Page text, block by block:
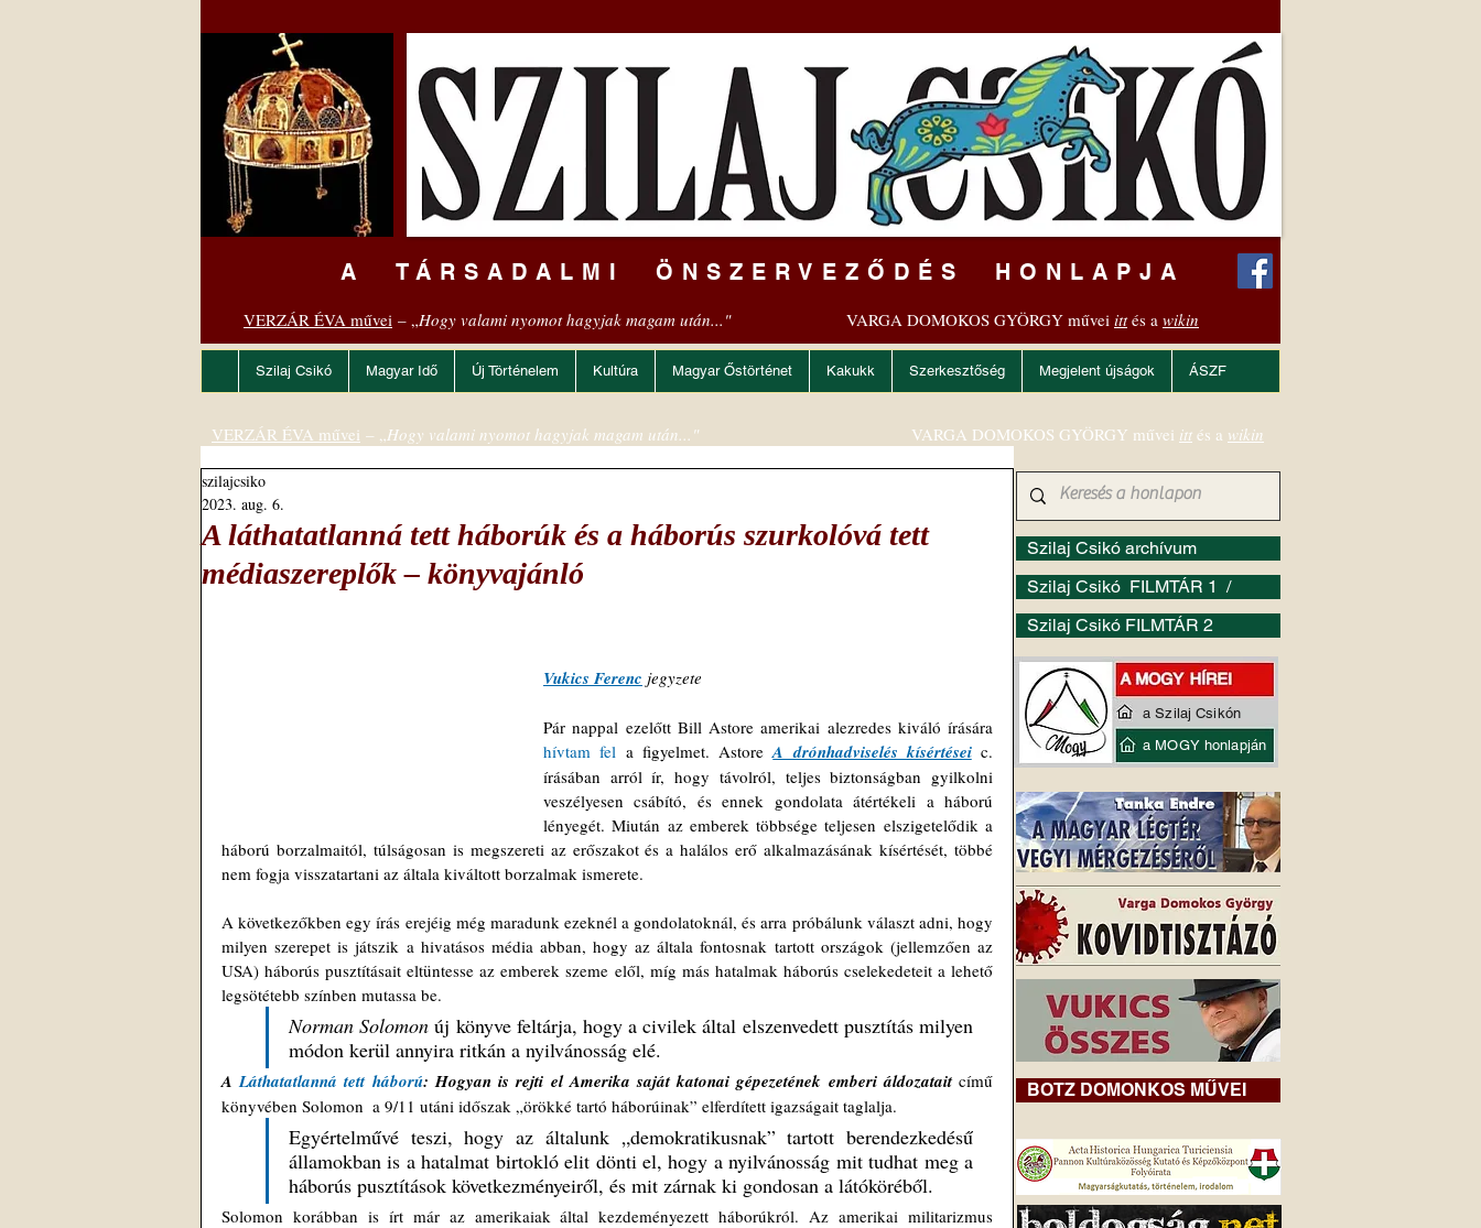
A TÁRSADALMI ÖNSZERVEZŐDÉS HONLAPJA
VERZÁR ÉVA művei – „Hogy valami nyomot hagyjak magam után..." VARGA DOMOKOS GYÖRGY művei ittés a wikin
Szilaj Csikó Magyar Idő Új Történelem Kultúra Magyar Őstörténet Kakukk Szerkesztőség Megjelent újságok ÁSZF
A láthatatlanná tett háborúk és a háborús szurkolóvá tett
médiaszereplők – könyvajánló
szilajcsiko
2023. aug. 6.
Vukics Ferenc jegyzete
hívtam fel a figyelmet. Astore A drónhadviselés kísértései c.
írásában arról ír, hogy távolról, teljes biztonságban gyilkolni
veszélyesen csábító, és ennek gondolata átértékeli a háború
lényegét. Miután az emberek többsége teljesen elszigetelődik a
háború borzalmaitól, túlságosan is megszereti az erőszakot és a halálos erő alkalmazásának kísértését, többé
nem fogja visszatartani az általa kiváltott borzalmak ismerete.
A következőkben egy írás erejéig még maradunk ezeknél a gondolatoknál, és arra próbálunk választ adni, hogy
milyen szerepet is játszik a hivatásos média abban, hogy az általa fontosnak tartott országok (jellemzően az
USA) háborús pusztításait eltüntesse az emberek szeme elől, míg más hatalmak háborús cselekedeteit a lehető
legsötétebb színben mutassa be.
Norman Solomon új könyve feltárja, hogy a civilek által elszenvedett pusztítás milyen
módon kerül annyira ritkán a nyilvánosság elé.
A Láthatatlanná tett háború: Hogyan is rejti el Amerika saját katonai gépezetének emberi áldozatait című
könyvében Solomon  a 9/11 utáni időszak „örökké tartó háborúinak” elferdített igazságait taglalja.
Egyértelművé teszi, hogy az általunk „demokratikusnak” tartott berendezkedésű
államokban is a hatalmat birtokló elit dönti el, hogy a nyilvánosság mit tudhat meg a
háborús pusztítások következményeiről, és mit zárnak ki gondosan a látóköréből.
Solomon korábban is írt már az amerikaiak által kezdeményezett háborúkról. Az amerikai militarizmus
Szilaj Csikó archívum
Szilaj Csikó FILMTÁR 1 /
Szilaj Csikó FILMTÁR 2
VERZÁR ÉVA művei – „Hogy valami nyomot hagyjak magam után..." VARGA DOMOKOS GYÖRGY művei itt és a wikin
BOTZ DOMONKOS MŰVEI
a Szilaj Csikón
a MOGY honlapján